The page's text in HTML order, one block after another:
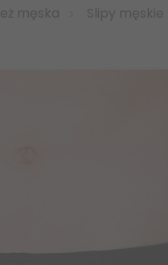
męska Slipy męskie